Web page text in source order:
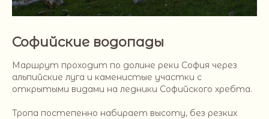
Софийские водопады
Маршрут проходит по долине реки София через
альпийские луга и каменистые участки с
открытыми видами на ледники Софийского хребта.
Тропа постепенно набирает высоту, без резких